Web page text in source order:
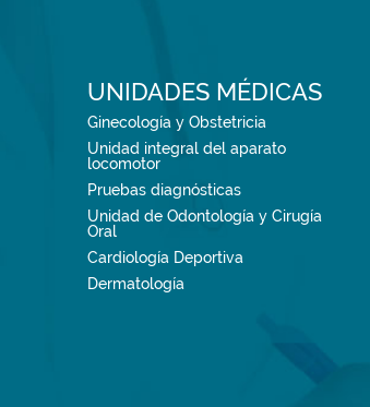
UNIDADES MÉDICAS
Ginecología y Obstetricia
Unidad integral del aparato
locomotor
Pruebas diagnósticas
Unidad de Odontología y Cirugía
Oral
Cardiología Deportiva
Dermatología